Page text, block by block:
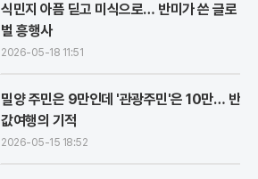
식민지 아픔 딛고 미식으로… 반미가 쓴 글로
벌 흥행사
2026-05-18 11:51
밀양 주민은 9만인데 '관광주민'은 10만… 반
값여행의 기적
2026-05-15 18:52